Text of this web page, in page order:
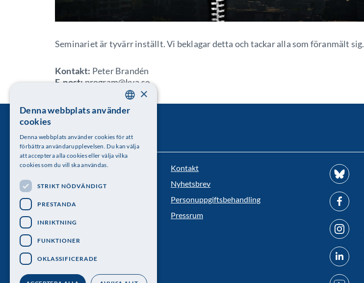
Seminariet är tyvärr inställt. Vi beklagar detta och tackar alla som föranmält sig.
Kontakt: Peter Brandén
E-post:program@kva.se
Kungl. Vetenskapsakademien
Besöksadress: Lilla Frescativägen 4A
Telefon: 08-673 95 00
Kontakt
Nyhetsbrev
Personuppgiftsbehandling
Pressrum
SWEDISH
×
Denna webbplats använder
cookies
Denna webbplats använder cookies för att
förbättra användarupplevelsen. Du kan välja
att acceptera alla cookies eller välja vilka
cookies som du vill ska användas.
STRIKT NÖDVÄNDIGT
PRESTANDA
INRIKTNING
FUNKTIONER
OKLASSIFICERADE